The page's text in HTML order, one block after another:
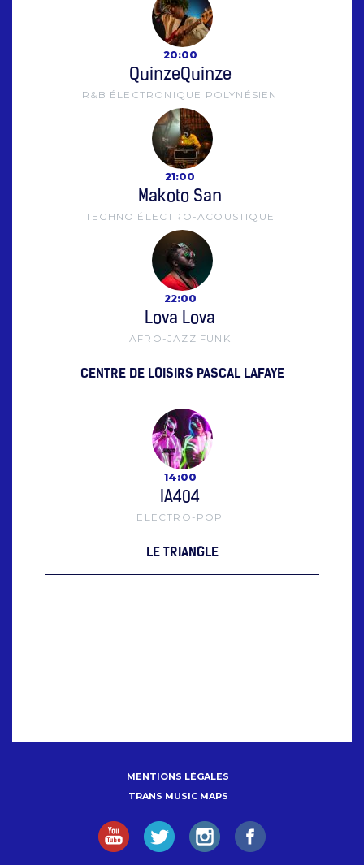
20:00
QuinzeQuinze
R&B ÉLECTRONIQUE POLYNÉSIEN
21:00
Makoto San
TECHNO ÉLECTRO-ACOUSTIQUE
22:00
Lova Lova
AFRO-JAZZ FUNK
CENTRE DE LOISIRS PASCAL LAFAYE
14:00
IA404
ELECTRO-POP
LE TRIANGLE
MENTIONS LÉGALES
TRANS MUSIC MAPS